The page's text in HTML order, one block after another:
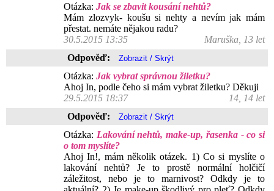
Otázka: Jak se zbavit kousání nehtů?
Mám zlozvyk- koušu si nehty a nevím jak mám
přestat. nemáte nějakou radu?
30.5.2015 13:35
Maruška, 13 let
Odpověď:
Otázka: Jak vybrat správnou žiletku?
Ahoj In, podle čeho si mám vybrat žiletku? Děkuji
29.5.2015 18:37
14, 14 let
Odpověď:
Otázka: Lakování nehtů, make-up, řasenka - co si
o tom myslíte?
Ahoj In!, mám několik otázek. 1) Co si myslíte o
lakování nehtů? Je to prostě normální holčičí
záležitost, nebo je to marnivost? Odkdy je to